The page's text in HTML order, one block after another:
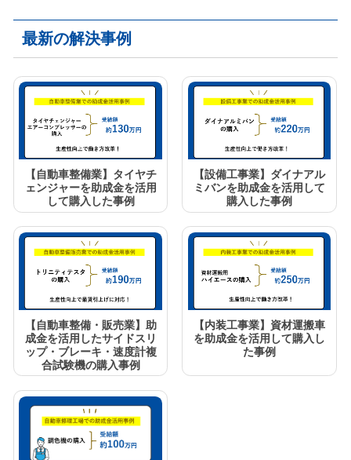
最新の解決事例
【自動車整備業】タイヤチ
ェンジャーを助成金を活用
して購入した事例
【設備工事業】ダイナアル
ミバンを助成金を活用して
購入した事例
【自動車整備・販売業】助
成金を活用したサイドスリ
ップ・ブレーキ・速度計複
合試験機の購入事例
【内装工事業】資材運搬車
を助成金を活用して購入し
た事例